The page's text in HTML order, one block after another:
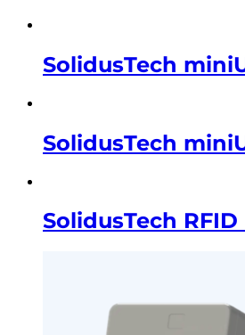
SolidusTech
SolidusTech
SolidusTech RFID